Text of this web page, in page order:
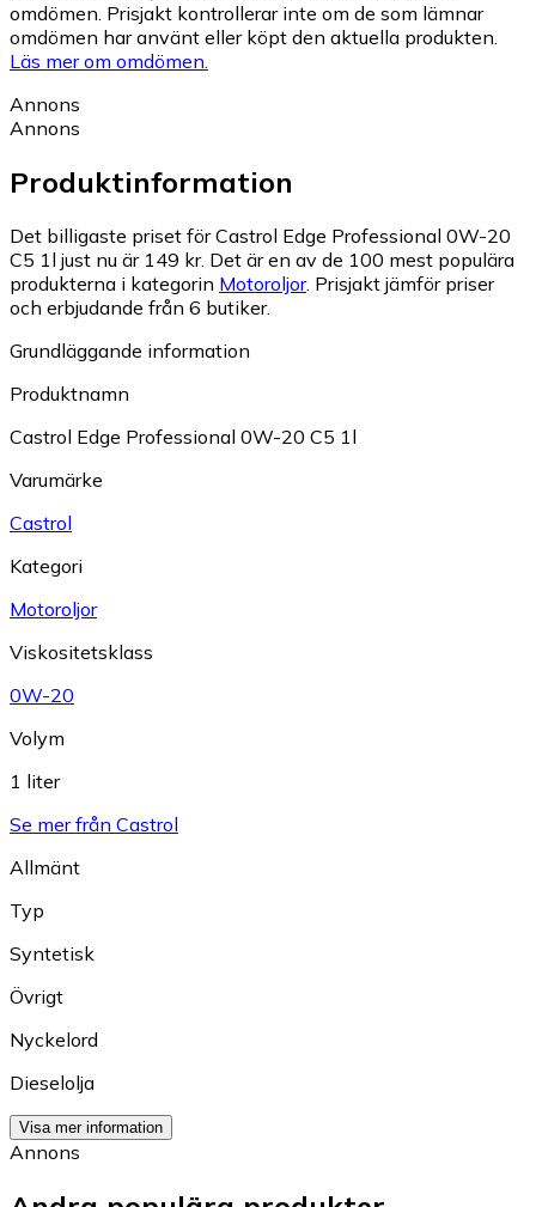
omdömen. Prisjakt kontrollerar inte om de som lämnar
omdömen har använt eller köpt den aktuella produkten.
Läs mer om omdömen.
Annons
Annons
Produktinformation
Det billigaste priset för Castrol Edge Professional 0W-20
C5 1l just nu är 149 kr. Det är en av de 100 mest populära
produkterna i kategorin Motoroljor. Prisjakt jämför priser
och erbjudande från 6 butiker.
Grundläggande information
Produktnamn
Castrol Edge Professional 0W-20 C5 1l
Varumärke
Castrol
Kategori
Motoroljor
Viskositetsklass
0W-20
Volym
1 liter
Se mer från Castrol
Allmänt
Typ
Syntetisk
Övrigt
Nyckelord
Dieselolja
Visa mer information
Annons